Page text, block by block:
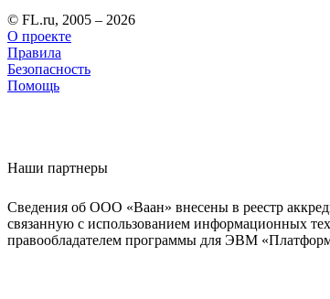
© FL.ru, 2005 – 2026
О проекте
Правила
Безопасность
Помощь
Наши партнеры
Сведения об ООО «Ваан» внесены в реестр
связанную с использованием информационных
правообладателем программы для ЭВМ